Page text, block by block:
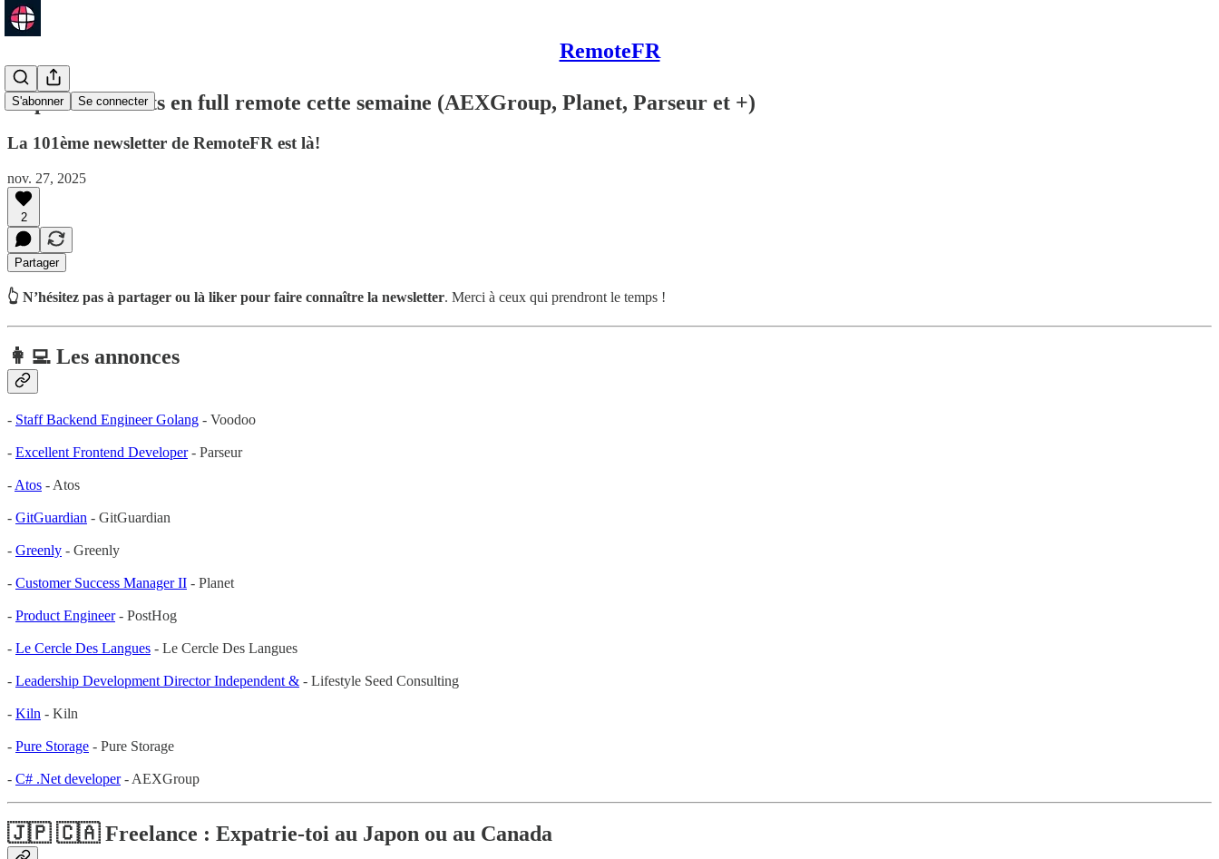
RemoteFR
S'abonner Se connecter
37 postes ouverts en full remote cette semaine (AEXGroup, Planet, Parseur et +)
La 101ème newsletter de RemoteFR est là!
nov. 27, 2025
2
Partager
👆 N’hésitez pas à partager ou là liker pour faire connaître la newsletter. Merci à ceux qui prendront le temps !
👩‍💻 Les annonces
- Staff Backend Engineer Golang - Voodoo
- Excellent Frontend Developer- Parseur
- Atos - Atos
- GitGuardian - GitGuardian
- Greenly - Greenly
- Customer Success Manager II - Planet
- Product Engineer- PostHog
- Le Cercle Des Langues - Le Cercle Des Langues
- Leadership Development Director Independent & - Lifestyle Seed Consulting
- Kiln - Kiln
- Pure Storage - Pure Storage
- C# .Net developer- AEXGroup
🇯🇵 🇨🇦 Freelance : Expatrie-toi au Japon ou au Canada